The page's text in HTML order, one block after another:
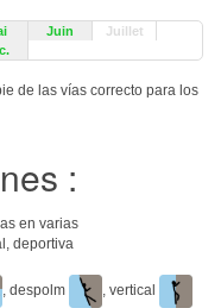
Juin
Juillet
de las vías correcto para los
:
en varias
deportiva
, despolm
, vertical